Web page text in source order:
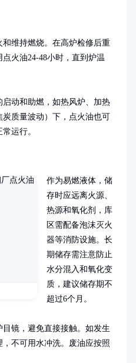
维持燃烧。在高炉检修后重
火油24-48小时，直到炉温
动和助燃，如热风炉、加热
质量波动）下，点火油也可
运行。
作为易燃液体，储
存时应远离火源、
热源和氧化剂，库
区需配备泡沫灭火
器等消防设施。长
期储存需注意防止
水分混入和氧化变
质，建议储存期不
超过6个月。
镜，避免直接接触。如发生
不可用水冲洗。废油应按照